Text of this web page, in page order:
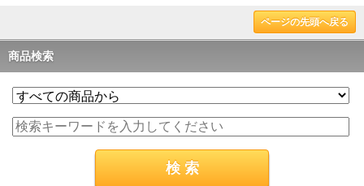
ページの先頭へ戻る
商品検索